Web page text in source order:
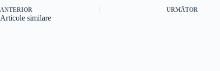
ANTERIOR URMĂTOR
Articole similare